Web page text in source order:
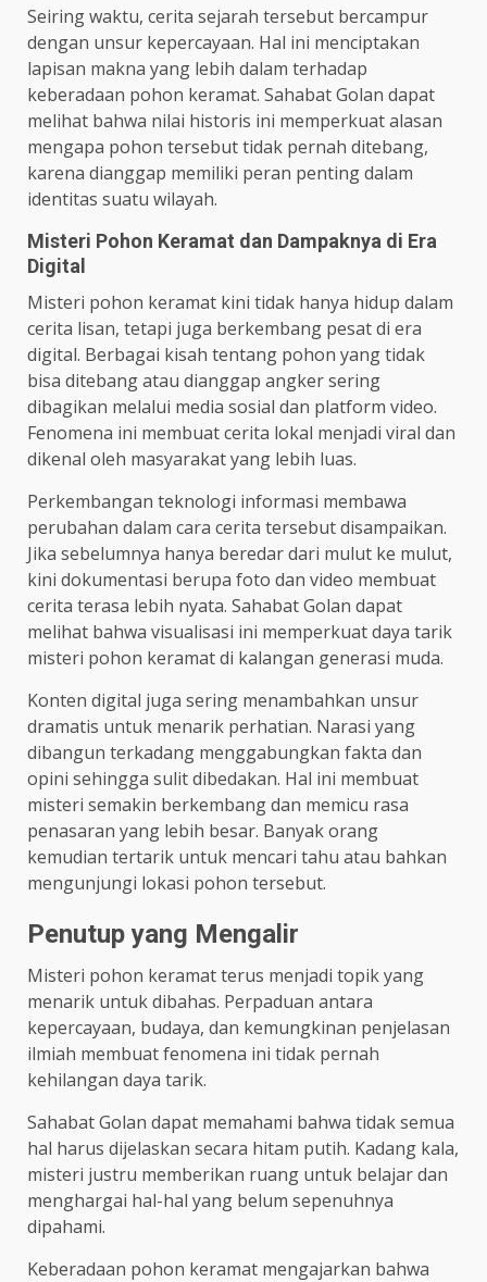
Seiring waktu, cerita sejarah tersebut bercampur
dengan unsur kepercayaan. Hal ini menciptakan
lapisan makna yang lebih dalam terhadap
keberadaan pohon keramat. Sahabat Golan dapat
melihat bahwa nilai historis ini memperkuat alasan
mengapa pohon tersebut tidak pernah ditebang,
karena dianggap memiliki peran penting dalam
identitas suatu wilayah.
Misteri Pohon Keramat dan Dampaknya di Era
Digital
Misteri pohon keramat kini tidak hanya hidup dalam
cerita lisan, tetapi juga berkembang pesat di era
digital. Berbagai kisah tentang pohon yang tidak
bisa ditebang atau dianggap angker sering
dibagikan melalui media sosial dan platform video.
Fenomena ini membuat cerita lokal menjadi viral dan
dikenal oleh masyarakat yang lebih luas.
Perkembangan teknologi informasi membawa
perubahan dalam cara cerita tersebut disampaikan.
Jika sebelumnya hanya beredar dari mulut ke mulut,
kini dokumentasi berupa foto dan video membuat
cerita terasa lebih nyata. Sahabat Golan dapat
melihat bahwa visualisasi ini memperkuat daya tarik
misteri pohon keramat di kalangan generasi muda.
Konten digital juga sering menambahkan unsur
dramatis untuk menarik perhatian. Narasi yang
dibangun terkadang menggabungkan fakta dan
opini sehingga sulit dibedakan. Hal ini membuat
misteri semakin berkembang dan memicu rasa
penasaran yang lebih besar. Banyak orang
kemudian tertarik untuk mencari tahu atau bahkan
mengunjungi lokasi pohon tersebut.
Penutup yang Mengalir
Misteri pohon keramat terus menjadi topik yang
menarik untuk dibahas. Perpaduan antara
kepercayaan, budaya, dan kemungkinan penjelasan
ilmiah membuat fenomena ini tidak pernah
kehilangan daya tarik.
Sahabat Golan dapat memahami bahwa tidak semua
hal harus dijelaskan secara hitam putih. Kadang kala,
misteri justru memberikan ruang untuk belajar dan
menghargai hal-hal yang belum sepenuhnya
dipahami.
Keberadaan pohon keramat mengajarkan bahwa